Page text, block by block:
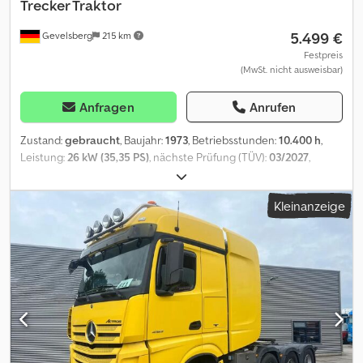
Gevelsberg 215 km
Trecker Traktor
5.499 €
Festpreis
(MwSt. nicht ausweisbar)
Anfragen Anrufen
Zustand:gebraucht, Baujahr:1973, Betriebsstunden:10.400 h,
Leistung:26 kW (35,35 PS), nächste Prüfung (TÜV):03/2027,
, Deutz D 4006 S * Ackerschlepper * Traktor
* Trecker * Oldtimer * BJ: 1973 * EZ: 01.06.1973 * HU: 03/2027 * H-
Kennzeichen * Gesamtmaße: 3.470mm x 1.540 mm x 2.280 mm * .:
3200 kg * Leergewicht: ca. 1930 kg * Modelreihe: D-Reihe *
Modell: D 4006 - S * Hubraum: 2808 cm³ * Zylinder: 3 * Diesel *
Leistung: 26 kW / 35 PS * Höchstgeschwindigkeit: 25 km/H *
stehender-luftgekühlter Viertakt-Dreizylinder-Reihen-Saugmotor
* Wechselgetriebe mit vier Gängen Wechselgetriebe mit vier
Vorwärts-und einem Rückwärtsgang * Steckdose für
Anhängerbeleuchtung * Anhängerkupplung hinten und vorne *
Heckhubwerk * Einfachwirkender Hubzylinder und
Kleinanzeige